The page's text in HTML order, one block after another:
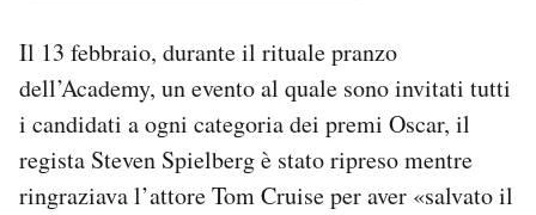
AREA PERSONALE
Area Personale
Newsletter
Notifiche mobile
Il 13 febbraio, durante il rituale pranzo
dell’Academy, un evento al quale sono invitati tutti
i candidati a ogni categoria dei premi Oscar, il
regista Steven Spielberg è stato ripreso mentre
ringraziava l’attore Tom Cruise per aver «salvato il